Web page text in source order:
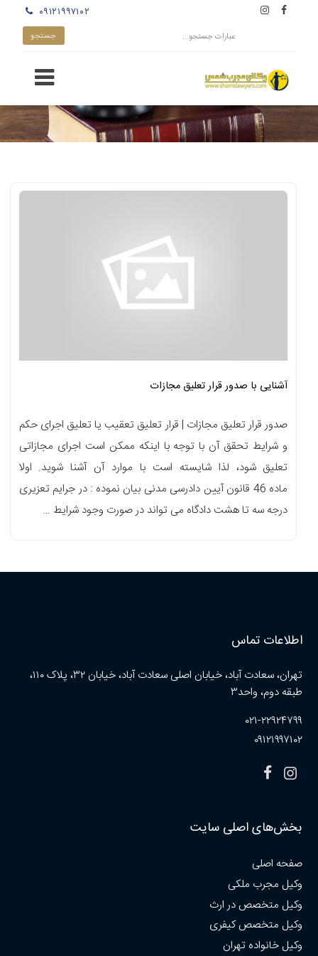
۰۹۱۲۱۹۹۷۱۰۲
آشنایی با صدور قرار تعلیق مجازات
صدور قرار تعلیق مجازات | قرار تعلیق تعقیب یا تعلیق اجرای حکم
و شرایط تحقق آن با توجه با اینکه ممکن است اجرای مجازاتی
تعلیق شود، لذا شایسته است با موارد آن آشنا شوید. اولا
ماده 46 قانون آیین دادرسی مدنی بیان نموده : در جرایم تعزیری
درجه سه تا هشت دادگاه می تواند در صورت وجود شرایط …
اطلاعات تماس
تهران، سعادت آباد، خیابان اصلی سعادت آباد، خیابان ۳۲، پلاک ۱۱۰،
طبقه دوم، واحد۳
۰۲۱-۲۲۹۲۴۷۹۹
۰۹۱۲۱۹۹۷۱۰۲
بخش‌های اصلی سایت
صفحه اصلی
وکیل مجرب ملکی
وکیل متخصص در ارث
وکیل متخصص کیفری
وکیل خانواده تهران